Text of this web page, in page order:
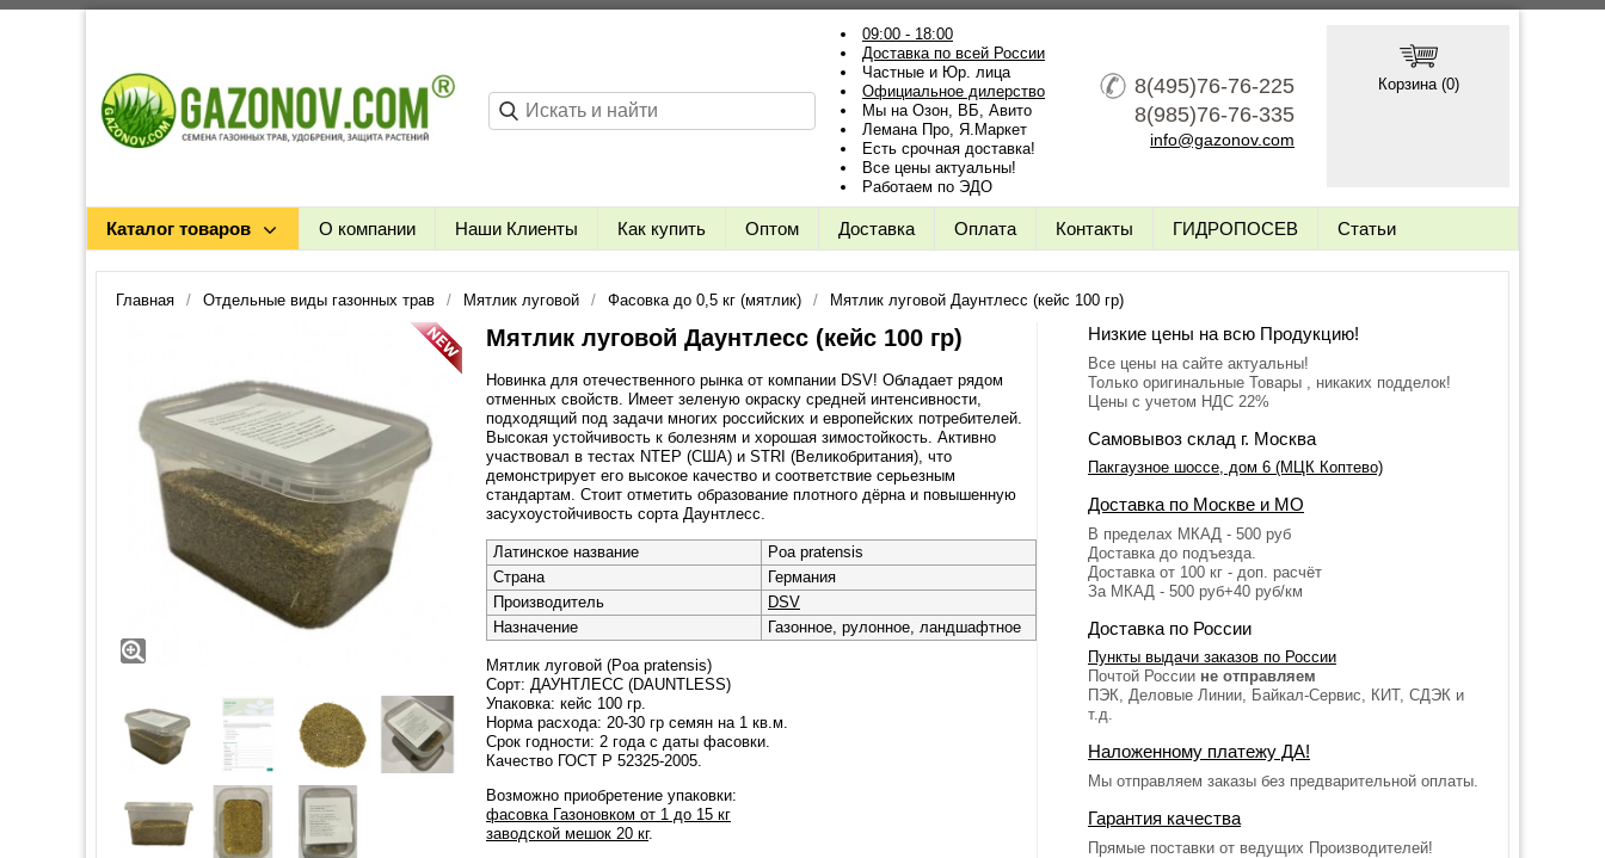
09:00 - 18:00
Доставка по всей России
Частные и Юр. лица
Официальное дилерство
Мы на Озон, ВБ, Авито
Лемана Про, Я.Маркет
Есть срочная доставка!
Все цены актуальны!
Работаем по ЭДО
8(495)76-76-225
8(985)76-76-335
info@gazonov.com
Корзина (0)
Каталог товаров О компании Наши Клиенты Как купить Оптом Доставка Оплата Контакты ГИДРОПОСЕВ Статьи
Главная Отдельные виды газонных трав Мятлик луговой Фасовка до 0,5 кг (мятлик) Мятлик луговой Даунтлесс (кейс 100 гр)
Мятлик луговой Даунтлесс (кейс 100 гр)
Новинка для отечественного рынка от компании DSV! Обладает рядом
отменных свойств. Имеет зеленую окраску средней интенсивности,
подходящий под задачи многих российских и европейских потребителей.
Высокая устойчивость к болезням и хорошая зимостойкость. Активно
участвовал в тестах NTEP (США) и STRI (Великобритания), что
демонстрирует его высокое качество и соответствие серьезным
стандартам. Стоит отметить образование плотного дёрна и повышенную
засухоустойчивость сорта Даунтлесс.
Латинское название
Poa pratensis
Страна
Германия
Производитель
DSV
Назначение
Газонное, рулонное, ландшафтное
Мятлик луговой (Poa pratensis)
Сорт: ДАУНТЛЕСС (DAUNTLESS)
Упаковка: кейс 100 гр.
Норма расхода: 20-30 гр семян на 1 кв.м.
Срок годности: 2 года с даты фасовки.
Качество ГОСТ Р 52325-2005.
Возможно приобретение упаковки:
фасовка Газоновком от 1 до 15 кг
заводской мешок 20 кг.
Низкие цены на всю Продукцию!
Все цены на сайте актуальны!
Только оригинальные Товары , никаких подделок!
Цены с учетом НДС 22%
Самовывоз склад г. Москва
Пакгаузное шоссе, дом 6 (МЦК Коптево)
Доставка по Москве и МО
В пределах МКАД - 500 руб
Доставка до подъезда.
Доставка от 100 кг - доп. расчёт
За МКАД - 500 руб+40 руб/км
Доставка по России
Пункты выдачи заказов по России
Почтой России не отправляем
ПЭК, Деловые Линии, Байкал-Сервис, КИТ, СДЭК и
т.д.
Наложенному платежу ДА!
Мы отправляем заказы без предварительной оплаты.
Гарантия качества
Прямые поставки от ведущих Производителей!